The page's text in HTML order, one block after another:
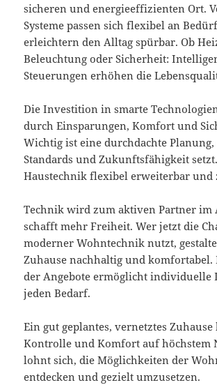
sicheren und energieeffizienten Ort.
Systeme passen sich flexibel an
erleichtern den Alltag spürbar. Ob
Beleuchtung oder Sicherheit:
Steuerungen erhöhen die
Die Investition in smarte
durch Einsparungen, Komfort und
Wichtig ist eine durchdachte
Standards und Zukunftsfähigkeit
Haustechnik flexibel erweiterbar und
Technik wird zum aktiven Partner im
schafft mehr Freiheit. Wer jetzt die
moderner Wohntechnik nutzt,
Zuhause nachhaltig und komfortabel.
der Angebote ermöglicht individuelle
jeden Bedarf.
Ein gut geplantes, vernetztes Zuhause
Kontrolle und Komfort auf höchstem
lohnt sich, die Möglichkeiten der
entdecken und gezielt umzusetzen.